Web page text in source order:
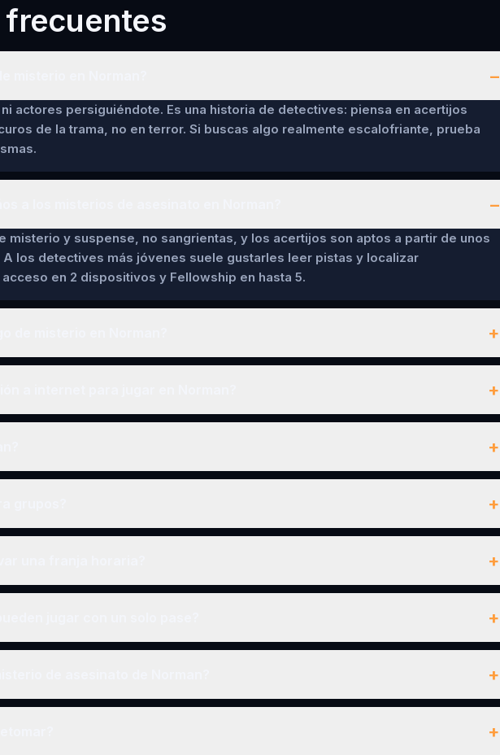
frecuentes
–
actores persiguiéndote. Es una historia de detectives: piensa en acertijos
de la trama, no en terror. Si buscas algo realmente escalofriante, prueba
–
misterio y suspense, no sangrientas, y los acertijos son aptos a partir de unos
A los detectives más jóvenes suele gustarles leer pistas y localizar
en 2 dispositivos y Fellowship en hasta 5.
+
+
+
+
+
+
+
+